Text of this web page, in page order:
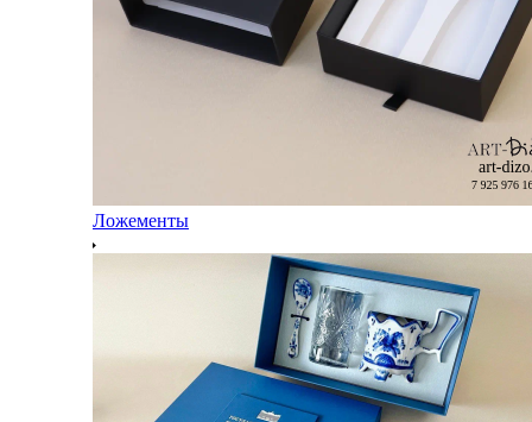
Ложементы